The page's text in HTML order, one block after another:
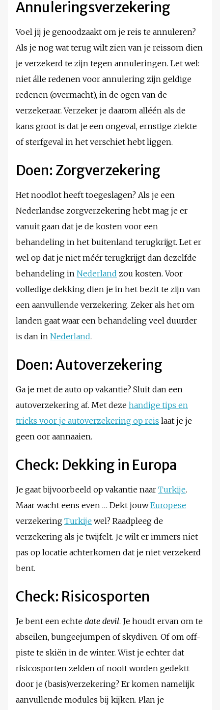
Annuleringsverzekering
Voel jij je genoodzaakt om je reis te annuleren?
Als je nog wat terug wilt zien van je reissom dien
je verzekerd te zijn tegen annuleringen. Let wel:
niet álle redenen voor annulering zijn geldige
redenen (overmacht), in de ogen van de
verzekeraar. Verzeker je daarom alléén als de
kans groot is dat je een ongeval, ernstige ziekte
of sterfgeval in het verschiet hebt liggen.
Doen: Zorgverzekering
Het noodlot heeft toegeslagen? Als je een
Nederlandse zorgverzekering hebt mag je er
vanuit gaan dat je de kosten voor een
behandeling in het buitenland terugkrijgt. Let er
wel op dat je niet méér terugkrijgt dan dezelfde
behandeling in Nederland zou kosten. Voor
volledige dekking dien je in het bezit te zijn van
een aanvullende verzekering. Zeker als het om
landen gaat waar een behandeling veel duurder
is dan in Nederland.
Doen: Autoverzekering
Ga je met de auto op vakantie? Sluit dan een
autoverzekering af. Met deze handige tips en
tricks voor je autoverzekering op reis laat je je
geen oor aannaaien.
Check: Dekking in Europa
Je gaat bijvoorbeeld op vakantie naar Turkije.
Maar wacht eens even … Dekt jouwEuropese
verzekering Turkije wel? Raadpleeg de
verzekering als je twijfelt. Je wilt er immers niet
pas op locatie achterkomen dat je niet verzekerd
bent.
Check: Risicosporten
Je bent een echte date devil. Je houdt ervan om te
abseilen, bungeejumpen of skydiven. Of om off-
piste te skiën in de winter. Wist je echter dat
risicosporten zelden of nooit worden gedektt
door je (basis)verzekering? Er komen namelijk
aanvullende modules bij kijken. Plan je